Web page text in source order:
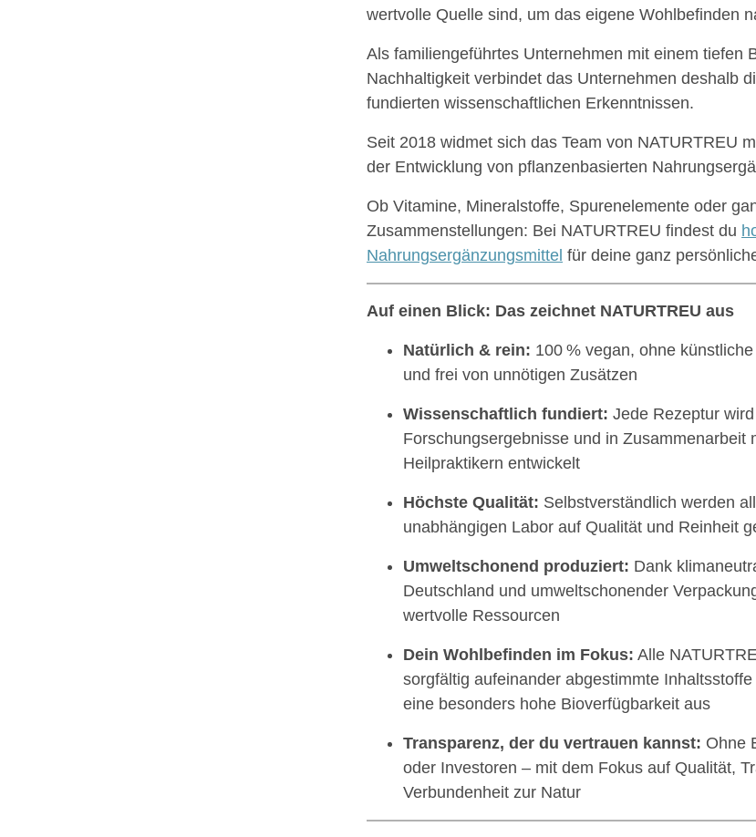
wertvolle Quelle sind, um das eigene Wohlbefinden
Als familiengeführtes Unternehmen mit einem tiefen
Nachhaltigkeit verbindet das Unternehmen deshalb
fundierten wissenschaftlichen Erkenntnissen.
Seit 2018 widmet sich das Team von NATURTREU
der Entwicklung von pflanzenbasierten
Ob Vitamine, Mineralstoffe, Spurenelemente oder
Zusammenstellungen: Bei NATURTREU findest du
Nahrungsergänzungsmittel für deine ganz
Auf einen Blick: Das zeichnet NATURTREU aus
Natürlich & rein: 100 % vegan, ohne
und frei von unnötigen Zusätzen
Wissenschaftlich fundiert: Jede Rezeptur
Forschungsergebnisse und in Zusammenarbeit
Heilpraktikern entwickelt
Höchste Qualität: Selbstverständlich werden
unabhängigen Labor auf Qualität und Reinheit
Umweltschonend produziert: Dank
Deutschland und umweltschonender
wertvolle Ressourcen
Dein Wohlbefinden im Fokus: Alle
sorgfältig aufeinander abgestimmte
eine besonders hohe Bioverfügbarkeit aus
Transparenz, der du vertrauen kannst: Ohne
oder Investoren – mit dem Fokus auf Qualität,
Verbundenheit zur Natur